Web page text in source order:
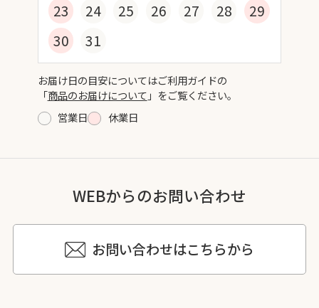
23
24 25 26 27 28
29
30
31
お届け日の目安についてはご利用ガイドの
「商品のお届けについて 」をご覧ください。
営業日
休業日
WEBからのお問い合わせ
お問い合わせはこちらから